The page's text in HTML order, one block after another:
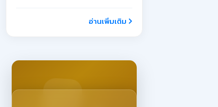
อ่านเพิ่มเติม